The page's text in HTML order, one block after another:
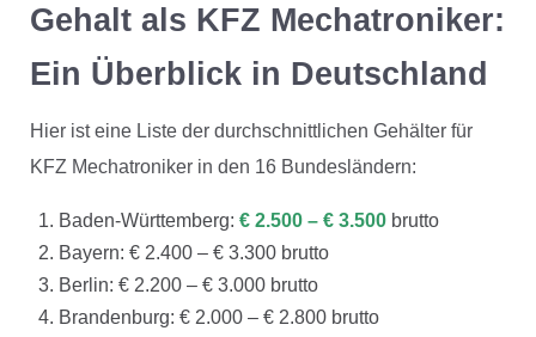
Gehalt als KFZ Mechatroniker:
Ein Überblick in Deutschland
Hier ist eine Liste der durchschnittlichen Gehälter für
KFZ Mechatroniker in den 16 Bundesländern:
Baden-Württemberg: € 2.500 – € 3.500brutto
Bayern: € 2.400 – € 3.300 brutto
Berlin: € 2.200 – € 3.000 brutto
Brandenburg: € 2.000 – € 2.800 brutto